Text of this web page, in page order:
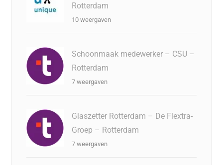
Rotterdam
10 weergaven
Schoonmaak medewerker – CSU –
Rotterdam
7 weergaven
Glaszetter Rotterdam – De Flextra-
Groep – Rotterdam
7 weergaven